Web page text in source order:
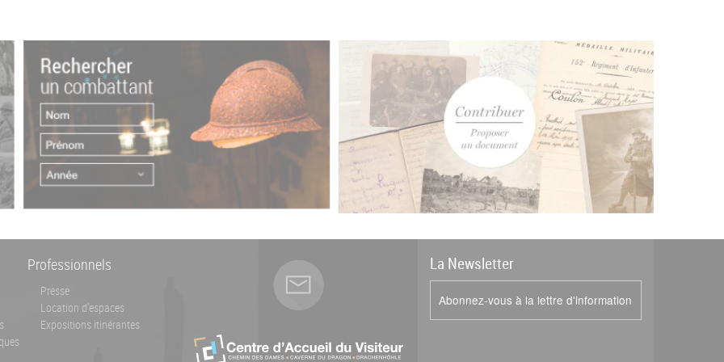
Professionnels
Presse
Location d'espaces
Expositions itinérantes
La Newsletter
Abonnez-vous à la lettre d'information